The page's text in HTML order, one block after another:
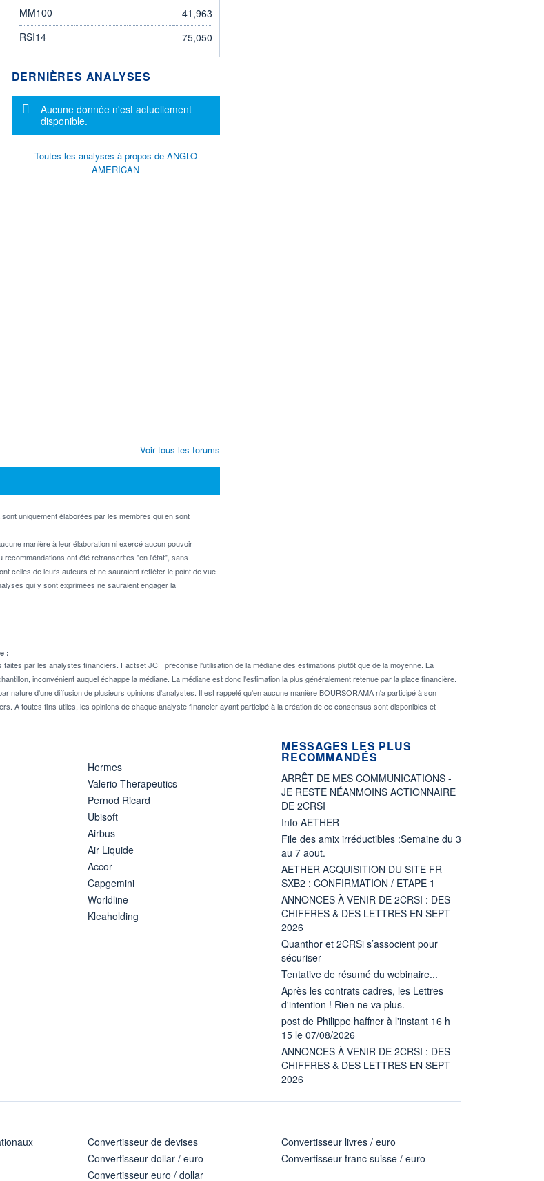
MM100
41,963
RSI14
75,050
DERNIÈRES ANALYSES
Message d'information
Aucune donnée n'est actuellement
disponible.
Toutes les analyses à propos de ANGLO
AMERICAN
uniquement élaborées par les membres qui en sont
manière à leur élaboration ni exercé aucun pouvoir
ont été retranscrites "en l'état", sans
celles de leurs auteurs et ne sauraient refléter le point de vue
qui y sont exprimées ne sauraient engager la
Voir tous les forums
:
par les analystes financiers. Factset JCF préconise l'utilisation de la médiane des estimations plutôt que de la moyenne. La
inconvénient auquel échappe la médiane. La médiane est donc l'estimation la plus généralement retenue par la place financière.
d'une diffusion de plusieurs opinions d'analystes. Il est rappelé qu'en aucune manière BOURSORAMA n'a participé à son
A toutes fins utiles, les opinions de chaque analyste financier ayant participé à la création de ce consensus sont disponibles et
Hermes
Valerio Therapeutics
Pernod Ricard
Ubisoft
Airbus
Air Liquide
Accor
Capgemini
Worldline
Kleaholding
MESSAGES LES PLUS
RECOMMANDÉS
ARRÊT DE MES COMMUNICATIONS -
JE RESTE NÉANMOINS ACTIONNAIRE
DE 2CRSI
Info AETHER
File des amix irréductibles :Semaine du 3
au 7 aout.
AETHER ACQUISITION DU SITE FR
SXB2 : CONFIRMATION / ETAPE 1
ANNONCES À VENIR DE 2CRSI : DES
CHIFFRES & DES LETTRES EN SEPT
2026
Quanthor et 2CRSi s’associent pour
sécuriser
Tentative de résumé du webinaire...
Après les contrats cadres, les Lettres
d'intention ! Rien ne va plus.
post de Philippe haffner à l'instant 16 h
15 le 07/08/2026
ANNONCES À VENIR DE 2CRSI : DES
CHIFFRES & DES LETTRES EN SEPT
2026
Convertisseur de devises
Convertisseur dollar / euro
Convertisseur euro / dollar
Convertisseur livres / euro
Convertisseur franc suisse / euro